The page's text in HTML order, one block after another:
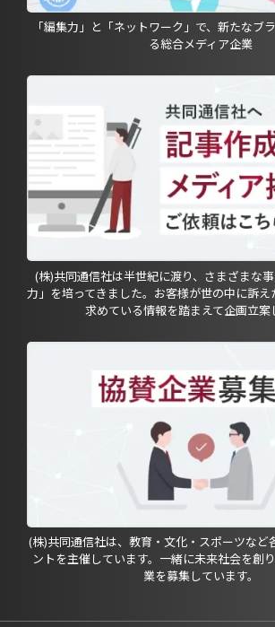
「編集力」と「ネットワーク」で、新たなブ
る総合メディア企業
(株)共同通信社は半世紀に渡り、さまざまな
力」を培ってきました。お客様が世の中に訴
求めている情報を踏まえて企画立案
(株)共同通信社は、教育・文化・スポーツなど
ントを主催しています。一緒に未来社会を創
業を募集しています。